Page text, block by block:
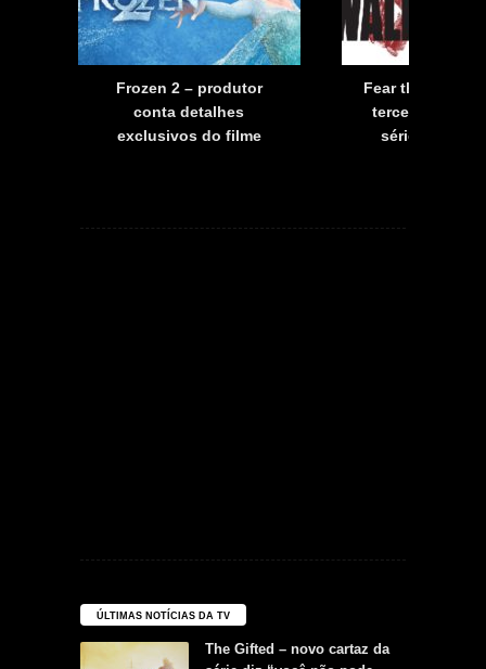
Frozen 2 – produtor
conta detalhes
exclusivos do filme
Fear the
terceira
série já tem
ÚLTIMAS NOTÍCIAS DA TV
The Gifted – novo cartaz da